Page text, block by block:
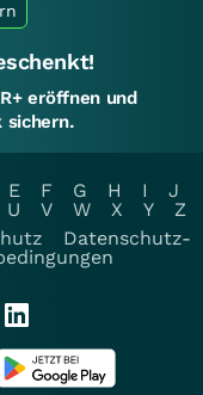
eröffnen und
sichern.
E F G H I
J
U V W X Y
Z
Datenschutz-